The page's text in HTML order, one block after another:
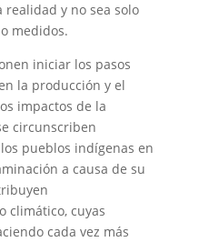
realidad y no sea solo
medidos.
iniciar los pasos
la producción y el
impactos de la
circunscriben
pueblos indígenas en
a causa de su
climático, cuyas
cada vez más